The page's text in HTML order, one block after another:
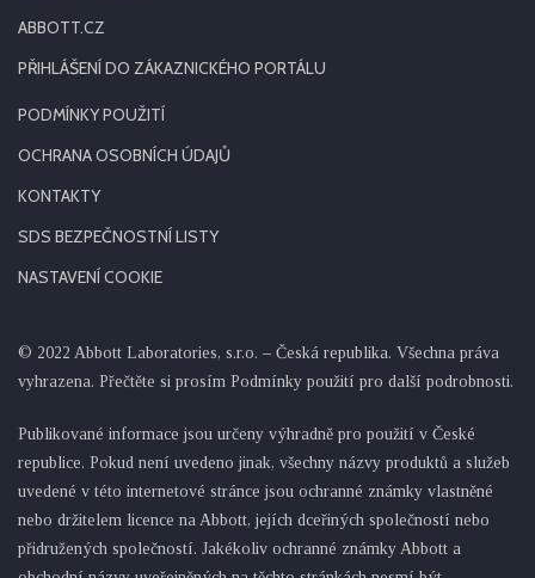
ABBOTT.CZ
PŘIHLÁŠENÍ DO ZÁKAZNICKÉHO PORTÁLU
PODMÍNKY POUŽITÍ
OCHRANA OSOBNÍCH ÚDAJŮ
KONTAKTY
SDS BEZPEČNOSTNÍ LISTY
NASTAVENÍ COOKIE
© 2022 Abbott Laboratories, s.r.o. – Česká republika. Všechna práva
vyhrazena. Přečtěte si prosím Podmínky použití pro další podrobnosti.
Publikované informace jsou určeny výhradně pro použití v České
republice. Pokud není uvedeno jinak, všechny názvy produktů a služeb
uvedené v této internetové stránce jsou ochranné známky vlastněné
nebo držitelem licence na Abbott, jejích dceřiných společností nebo
přidružených společností. Jakékoliv ochranné známky Abbott a